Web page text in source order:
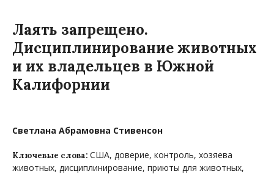
Лаять запрещено.
Дисциплинирование животных
и их владельцев в Южной
Калифорнии
Светлана Абрамовна Стивенсон
Ключевые слова: США, доверие, контроль, хозяева
животных, дисциплинирование, приюты для животных,